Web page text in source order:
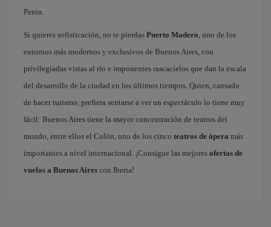
Perón.
Si quieres sofisticación, no te pierdas Puerto Madero, uno de los
entornos más modernos y exclusivos de Buenos Aires, con
privilegiadas vistas al río e imponentes rascacielos que dan la escala
del desarrollo de la ciudad en los últimos tiempos. Quien, cansado
de hacer turismo, prefiera sentarse a ver un espectáculo lo tiene muy
fácil: Buenos Aires tiene la mayor concentración de teatros del
mundo, entre ellos el Colón, uno de los cinco teatros de ópera más
importantes a nivel internacional. ¡Consigue las mejores ofertas de
vuelos a Buenos Aires con Iberia!